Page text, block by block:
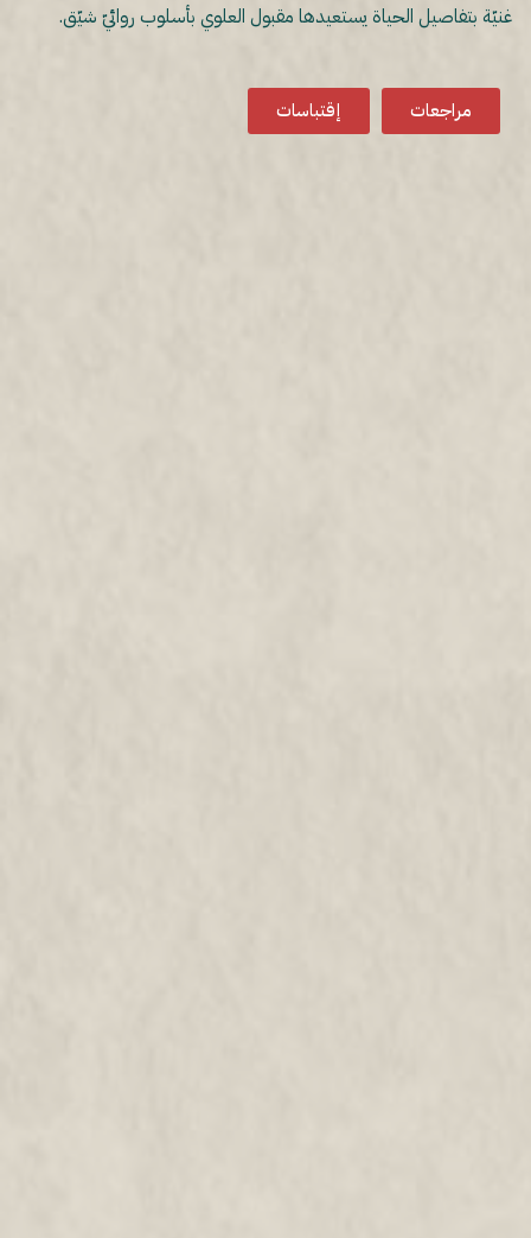
غنيّة بتفاصيل الحياة يستعيدها مقبول العلوي بأسلوب روائيّ شيّق.
مراجعات إقتباسات